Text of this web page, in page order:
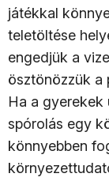
játékkal
teletöltése
engedjük a
ösztönözzük a
Ha a gyerekek
spórolás egy
könnyebben